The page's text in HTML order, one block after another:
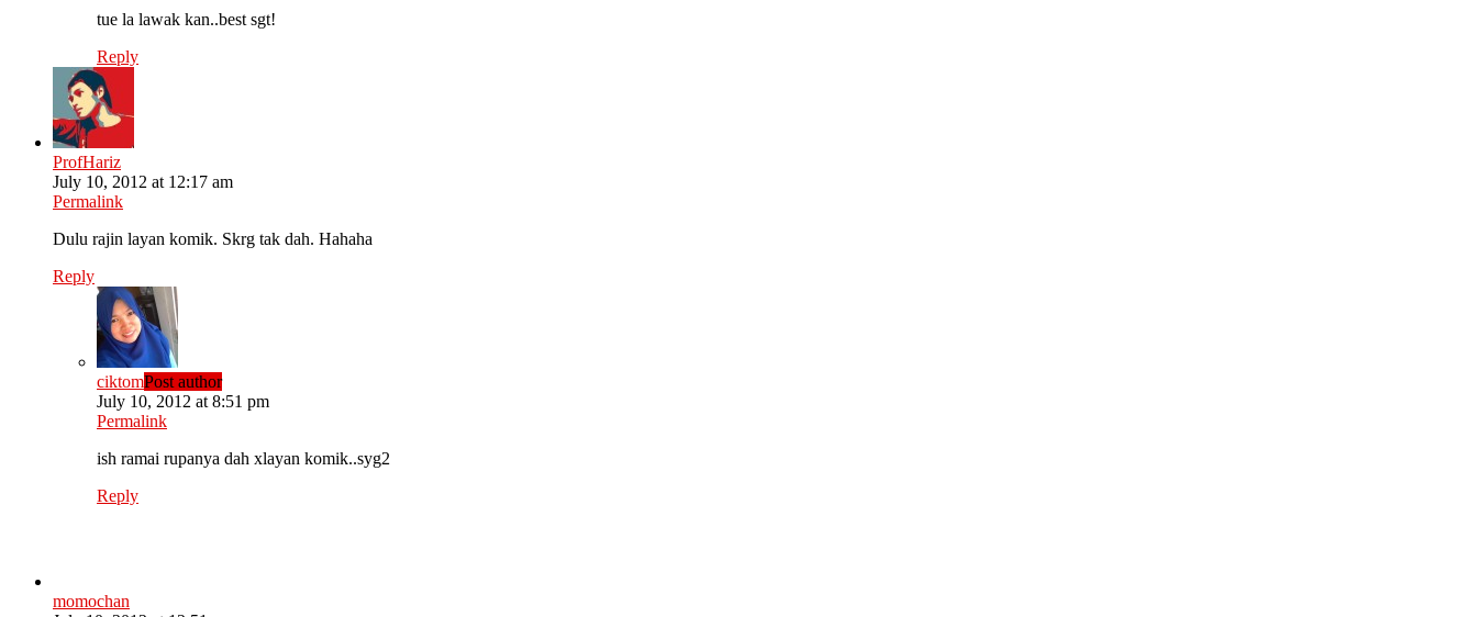
tue la lawak kan..best sgt!
Reply
ProfHariz
July 10, 2012 at 12:17 am
Permalink
Dulu rajin layan komik. Skrg tak dah. Hahaha
Reply
ciktomPost author
July 10, 2012 at 8:51 pm
Permalink
ish ramai rupanya dah xlayan komik..syg2
Reply
momochan